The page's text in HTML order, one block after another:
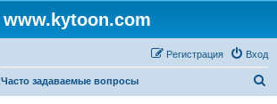
www.kytoon.com
Вход
Регистрация
Часто задаваемые вопросы